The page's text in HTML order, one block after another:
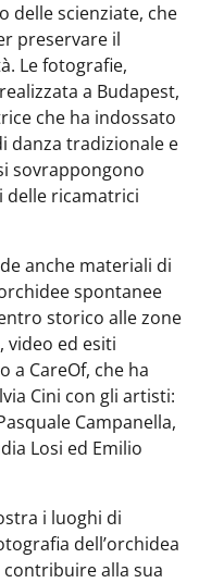
delle scienziate, che
preservare il
Le fotografie,
a Budapest,
che ha indossato
danza tradizionale e
sovrappongono
delle ricamatrici
anche materiali di
spontanee
storico alle zone
video ed esiti
a CareOf, che ha
Cini con gli artisti:
Campanella,
Losi ed Emilio
i luoghi di
dell’orchidea
alla sua